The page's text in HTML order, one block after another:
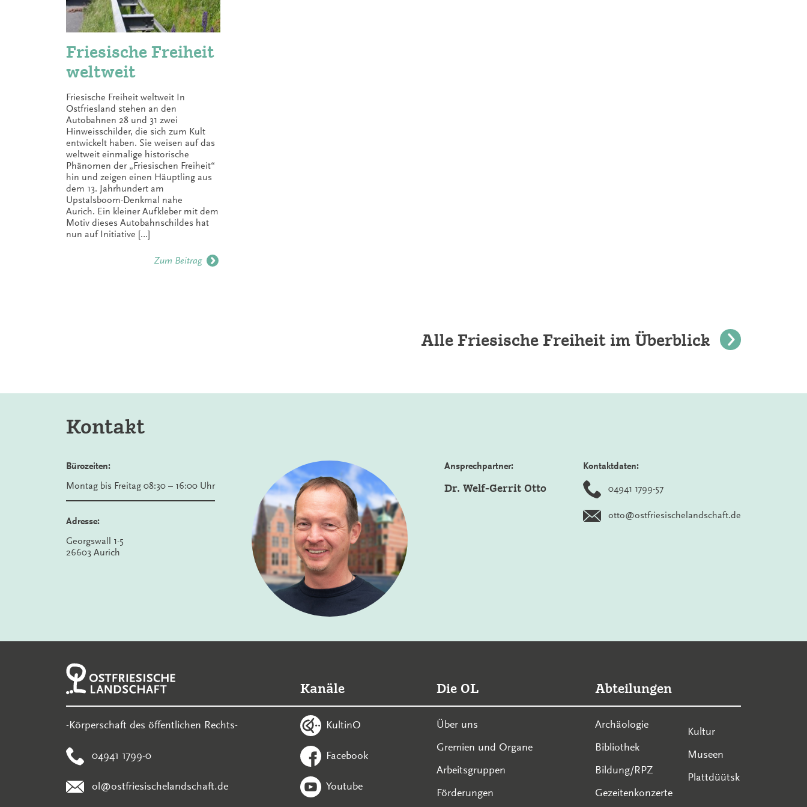
Friesische Freiheit
weltweit
Friesische Freiheit weltweit In
Ostfriesland stehen an den
Autobahnen 28 und 31 zwei
Hinweisschilder, die sich zum Kult
entwickelt haben. Sie weisen auf das
weltweit einmalige historische
Phänomen der „Friesischen Freiheit“
hin und zeigen einen Häuptling aus
dem 13. Jahrhundert am
Upstalsboom-Denkmal nahe
Aurich. Ein kleiner Aufkleber mit dem
Motiv dieses Autobahnschildes hat
nun auf Initiative […]
Zum Beitrag
Alle Friesische Freiheit im Überblick
Kontakt
Bürozeiten:
Montag bis Freitag 08:30 – 16:00 Uhr
Adresse:
Georgswall 1-5
26603 Aurich
Ansprechpartner:
Dr. Welf-Gerrit Otto
Kontaktdaten:
04941 1799-57
otto@ostfriesischelandschaft.de
-Körperschaft des öffentlichen Rechts-
04941 1799-0
ol@ostfriesischelandschaft.de
Kanäle
KultinO
Facebook
Youtube
Die OL
Über uns
Gremien und Organe
Arbeitsgruppen
Förderungen
Abteilungen
Archäologie
Bibliothek
Bildung/RPZ
Gezeitenkonzerte
Kultur
Museen
Plattdüütsk